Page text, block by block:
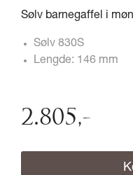
Sølv barnegaffel i
Sølv 830S
Lengde: 146 mm
2.805,-